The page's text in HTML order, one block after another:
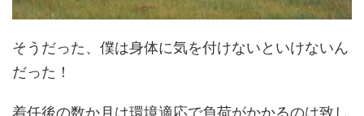
そうだった、僕は身体に気を付けないといけないん
だった！
着任後の数か月は環境適応で負荷がかかるのは致し